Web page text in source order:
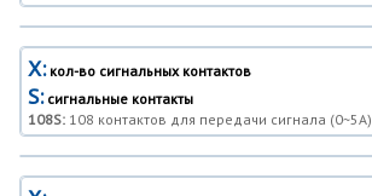
X: кол-во сигнальных контактов
S: сигнальные контакты
108S: 108 контактов для передачи сигнала (0~5A)